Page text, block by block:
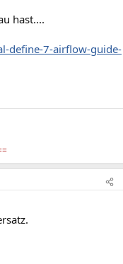
hast....
define-7-airflow-guide-